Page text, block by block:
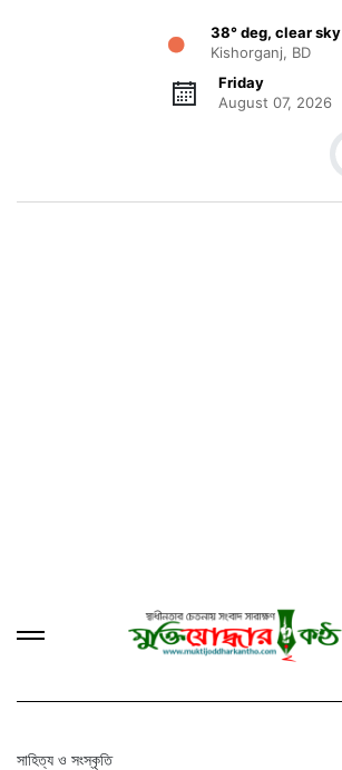
38° deg, clear sky
Kishorganj, BD
Friday
August 07, 2026
সাহিত্য ও সংস্কৃতি